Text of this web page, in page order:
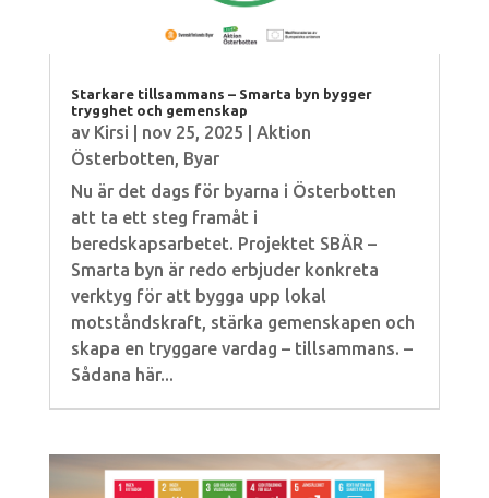
Starkare tillsammans – Smarta byn bygger
trygghet och gemenskap
av Kirsi nov 25, 2025
Aktion
Österbotten Byar
Nu är det dags för byarna i Österbotten
att ta ett steg framåt i
beredskapsarbetet. Projektet SBÄR –
Smarta byn är redo erbjuder konkreta
verktyg för att bygga upp lokal
motståndskraft, stärka gemenskapen och
skapa en tryggare vardag – tillsammans. –
Sådana här...